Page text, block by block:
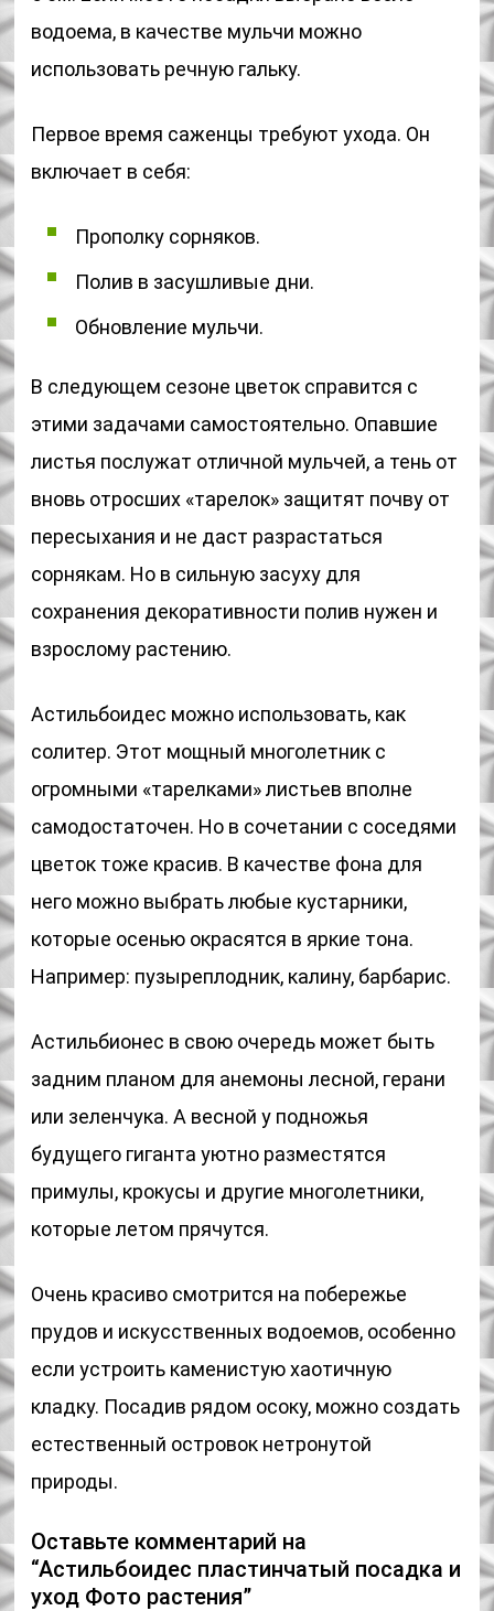
водоема, в качестве мульчи можно
использовать речную гальку.
Первое время саженцы требуют ухода. Он
включает в себя:
Прополку сорняков.
Полив в засушливые дни.
Обновление мульчи.
В следующем сезоне цветок справится с
этими задачами самостоятельно. Опавшие
листья послужат отличной мульчей, а тень от
вновь отросших «тарелок» защитят почву от
пересыхания и не даст разрастаться
сорнякам. Но в сильную засуху для
сохранения декоративности полив нужен и
взрослому растению.
Астильбоидес можно использовать, как
солитер. Этот мощный многолетник с
огромными «тарелками» листьев вполне
самодостаточен. Но в сочетании с соседями
цветок тоже красив. В качестве фона для
него можно выбрать любые кустарники,
которые осенью окрасятся в яркие тона.
Например: пузыреплодник, калину, барбарис.
Астильбионес в свою очередь может быть
задним планом для анемоны лесной, герани
или зеленчука. А весной у подножья
будущего гиганта уютно разместятся
примулы, крокусы и другие многолетники,
которые летом прячутся.
Очень красиво смотрится на побережье
прудов и искусственных водоемов, особенно
если устроить каменистую хаотичную
кладку. Посадив рядом осоку, можно создать
естественный островок нетронутой
природы.
Оставьте комментарий на
“Астильбоидес пластинчатый посадка и
уход Фото растения”